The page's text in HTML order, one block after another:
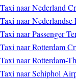
Taxi naar Nederland
Taxi naar Nederlandse
Taxi naar Passenger
Taxi naar Rotterdam
Taxi naar Rotterdam-
Taxi naar Schiphol